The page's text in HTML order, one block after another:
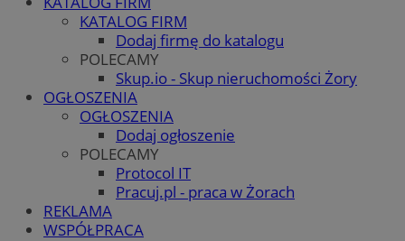
KATALOG FIRM
Dodaj firmę do katalogu
POLECAMY
Skup.io - Skup nieruchomości Żory
OGŁOSZENIA
OGŁOSZENIA
Dodaj ogłoszenie
POLECAMY
Protocol IT
Pracuj.pl - praca w Żorach
REKLAMA
WSPÓŁPRACA